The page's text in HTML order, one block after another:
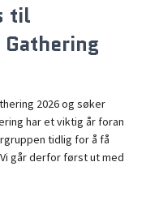
til
2026 og søker
har et viktig år foran
tidlig for å få
går derfor først ut med